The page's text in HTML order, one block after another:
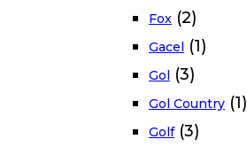
Fox (2)
Gacel (1)
Gol (3)
Gol Country (1)
Golf (3)